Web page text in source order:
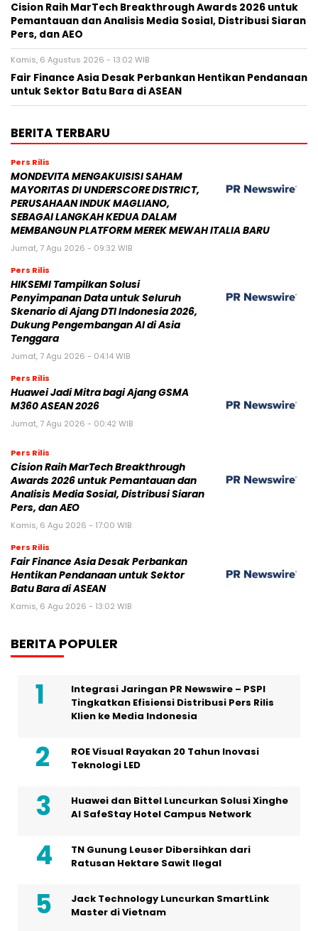
Cision Raih MarTech Breakthrough Awards 2026 untuk
Pemantauan dan Analisis Media Sosial, Distribusi Siaran
Pers, dan AEO
Kamis, 6 Agustus 2026 - 13:02 WIB
Fair Finance Asia Desak Perbankan Hentikan Pendanaan
untuk Sektor Batu Bara di ASEAN
BERITA TERBARU
Pers Rilis
MONDEVITA MENGAKUISISI SAHAM
MAYORITAS DI UNDERSCORE DISTRICT,
PERUSAHAAN INDUK MAGLIANO,
SEBAGAI LANGKAH KEDUA DALAM
MEMBANGUN PLATFORM MEREK MEWAH ITALIA BARU
Jumat, 7 Agu 2026 - 09:32 WIB
Pers Rilis
HIKSEMI Tampilkan Solusi
Penyimpanan Data untuk Seluruh
Skenario di Ajang DTI Indonesia 2026,
Dukung Pengembangan AI di Asia
Tenggara
Jumat, 7 Agu 2026 - 04:14 WIB
Pers Rilis
Huawei Jadi Mitra bagi Ajang GSMA
M360 ASEAN 2026
Jumat, 7 Agu 2026 - 00:42 WIB
Pers Rilis
Cision Raih MarTech Breakthrough
Awards 2026 untuk Pemantauan dan
Analisis Media Sosial, Distribusi Siaran
Pers, dan AEO
Kamis, 6 Agu 2026 - 17:00 WIB
Pers Rilis
Fair Finance Asia Desak Perbankan
Hentikan Pendanaan untuk Sektor
Batu Bara di ASEAN
Kamis, 6 Agu 2026 - 13:02 WIB
BERITA POPULER
Integrasi Jaringan PR Newswire – PSPI
Tingkatkan Efisiensi Distribusi Pers Rilis
Klien ke Media Indonesia
ROE Visual Rayakan 20 Tahun Inovasi
Teknologi LED
Huawei dan Bittel Luncurkan Solusi Xinghe
Al SafeStay Hotel Campus Network
TN Gunung Leuser Dibersihkan dari
Ratusan Hektare Sawit Ilegal
Jack Technology Luncurkan SmartLink
Master di Vietnam